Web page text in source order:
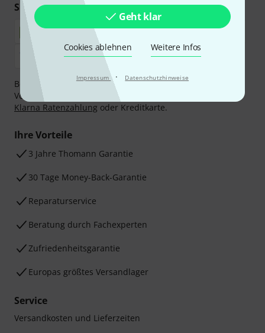
Geht klar
Cookies ablehnen Weitere Infos
Impressum · Datenschutzhinweise
Sicher einkaufen & bezahlen
Bezahlen Sie vertraulich und sicher per Nachnahme,
Vorkasse, PayPal, Amazon Pay,
Klarna Ratenzahlung oder Kreditkarte.
Ihre Vorteile
3 Jahre Thomann Garantie
30 Tage Money-Back-Garantie
Reparaturservice
Beratung durch Fachexperten
Zufriedenheitsgarantie
Europas größtes Versandlager
Service
Versandkosten und Lieferzeiten